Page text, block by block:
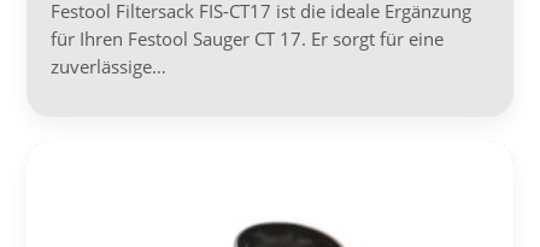
Festool Filtersack FIS-CT17 ist die ideale Ergänzung
für Ihren Festool Sauger CT 17. Er sorgt für eine
zuverlässige…